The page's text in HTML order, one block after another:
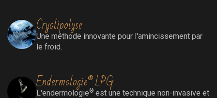
Cryolipolyse
Une méthode innovante pour l'amincissement par
le froid.
Endermologie® LPG
L'endermologie® est une technique non-invasive et